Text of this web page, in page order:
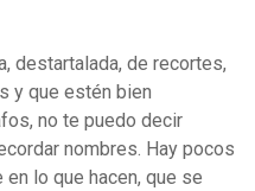
destartalada, de recortes,
y que estén bien
no te puedo decir
nombres. Hay pocos
lo que hacen, que se